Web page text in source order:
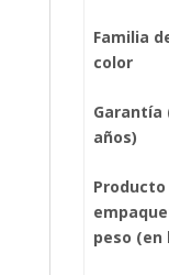
Familia
color
Garantía
años)
Producto
peso (en